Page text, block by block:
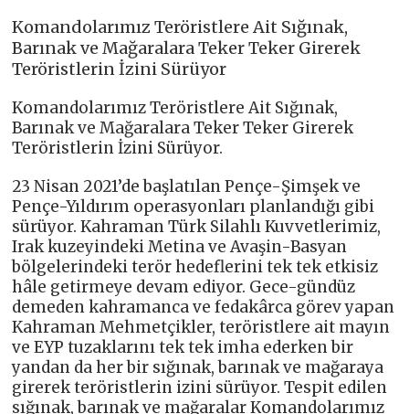
Komandolarımız Teröristlere Ait Sığınak,
Barınak ve Mağaralara Teker Teker Girerek
Teröristlerin İzini Sürüyor
Komandolarımız Teröristlere Ait Sığınak,
Barınak ve Mağaralara Teker Teker Girerek
Teröristlerin İzini Sürüyor.
23 Nisan 2021’de başlatılan Pençe-Şimşek ve
Pençe-Yıldırım operasyonları planlandığı gibi
sürüyor. Kahraman Türk Silahlı Kuvvetlerimiz,
Irak kuzeyindeki Metina ve Avaşin-Basyan
bölgelerindeki terör hedeflerini tek tek etkisiz
hâle getirmeye devam ediyor. Gece-gündüz
demeden kahramanca ve fedakârca görev yapan
Kahraman Mehmetçikler, teröristlere ait mayın
ve EYP tuzaklarını tek tek imha ederken bir
yandan da her bir sığınak, barınak ve mağaraya
girerek teröristlerin izini sürüyor. Tespit edilen
sığınak, barınak ve mağaralar Komandolarımız